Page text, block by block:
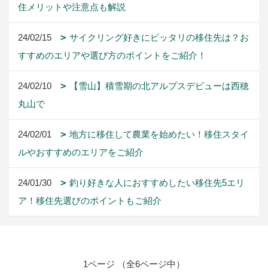
住メリットや注意点も解説
24/02/15
サイクリング好きにピッタリの移住先は？お
すすめのエリアや選び方のポイントをご紹介！
24/02/10
【雪山】積雪期の北アルプスデビューは西穂
丸山で
24/02/01
地方に移住して農業を始めたい！移住スタイ
ルやおすすめのエリアをご紹介
24/01/30
釣り好きな人におすすめしたい移住先5エリ
ア！移住先選びのポイントもご紹介
1ページ （全6ページ中）